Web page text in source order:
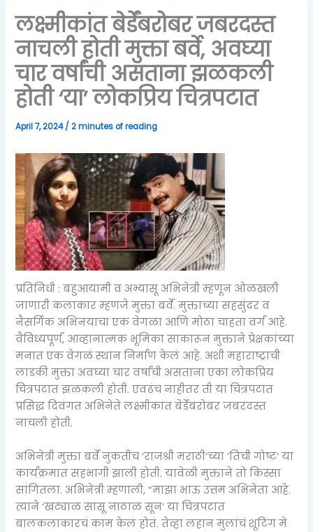
लक्ष्मीकांत बेर्डेंबरोबर जबरदस्त
नाचली होती मुक्ता बर्वे, अवघ्या
चार वर्षांची असताना झळकली
होती ‘या’ लोकप्रिय चित्रपटात
April 7, 2024/2 minutes of reading
प्रतिनिधी : बहुआयामी व अभ्यासू अभिनेत्री म्हणून ओळखली
जाणारी कलाकार म्हणजे मुक्ता बर्वे. मुक्ताच्या सहसुंदर व
नैसर्गिक अभिनयाचा एक वेगळा आणि मोठा चाहता वर्ग आहे.
वैविध्यपूर्ण, आव्हानात्मक भूमिका साकारून मुक्ताने प्रेक्षकांच्या
मनात एक वेगळं स्थान निर्माण केलं आहे. अशी महाराष्ट्राची
लाडकी मुक्ता अवघ्या चार वर्षांची असताना एका लोकप्रिय
चित्रपटात झळकली होती. एवढंच नाहीतर ती या चित्रपटात
प्रसिद्ध दिवंगत अभिनेते लक्ष्मीकांत बेर्डेंबरोबर जबरदस्त
नाचली होती.
अभिनेत्री मुक्ता बर्वे नुकतीच ‘राजश्री मराठी’च्या ‘तिची गोष्ट’ या
कार्यक्रमात सहभागी झाली होती. यावेळी मुक्ताने तो किस्सा
सांगितला. अभिनेत्री म्हणाली, “माझा भाऊ उत्तम अभिनेता आहे.
त्याने ‘खट्याळ सासू नाठाळ सून’ या चित्रपटात
बालकलाकारचं काम केलं होतं. तेव्हा लहान मुलांचं शूटिंग मे